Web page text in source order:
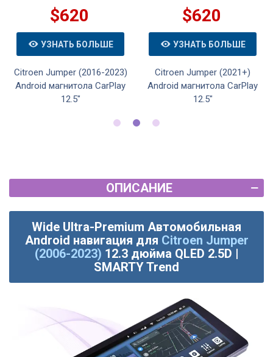
$620
УЗНАТЬ БОЛЬШЕ
Citroen Jumper (2016-2023)
Android магнитола CarPlay
12.5"
$620
УЗНАТЬ БОЛЬШЕ
Citroen Jumper (2021+)
Android магнитола CarPlay
12.5"
ОПИСАНИЕ
Wide Ultra-Premium Автомобильная
Android навигация для Citroen Jumper
(2006-2023) 12.3 дюйма QLED 2.5D |
SMARTY Trend